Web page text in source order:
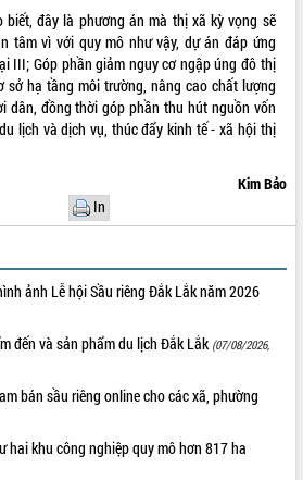
biết, đây là phương án mà thị xã kỳ vọng sẽ
tâm vì với quy mô như vậy, dự án đáp ứng
III; Góp phần giảm nguy cơ ngập úng đô thị
sở hạ tầng môi trường, nâng cao chất lượng
dân, đồng thời góp phần thu hút nguồn vốn
lịch và dịch vụ, thúc đẩy kinh tế - xã hội thị
Kim Bảo
In
ảnh Lễ hội Sầu riêng Đắk Lắk năm 2026
đến và sản phẩm du lịch Đắk Lắk (07/08/2026,
bán sầu riêng online cho các xã, phường
hai khu công nghiệp quy mô hơn 817 ha